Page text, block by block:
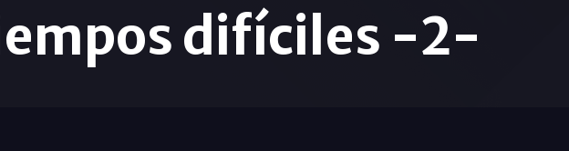
difíciles -2-